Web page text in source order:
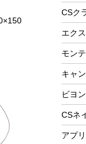
トレ
ラン
ラン
ピク
エ
ウィ
防寒
ツー
トレ
ト
CSク
エク
モンテ
キャ
ビヨ
CSネ
アプ